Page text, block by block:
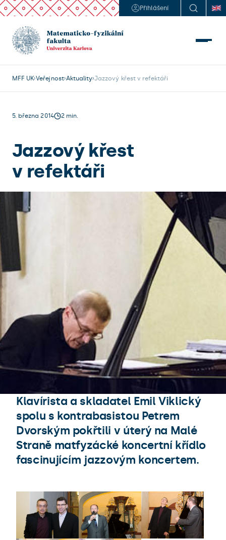
Přihlášení
MFF UK Veřejnost Aktuality Jazzový křest v refektáři
5. března 2014 2 min.
Jazzový křest
v refektáři
Klavírista a skladatel Emil Viklický
spolu s kontrabasistou Petrem
Dvorským pokřtili v úterý na Malé
Straně matfyzácké koncertní křídlo
fascinujícím jazzovým koncertem.